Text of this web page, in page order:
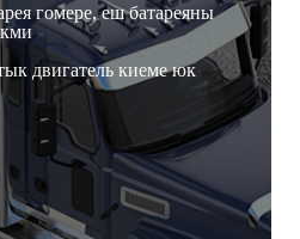
гомере, еш батареяны
двигатель киеме юк